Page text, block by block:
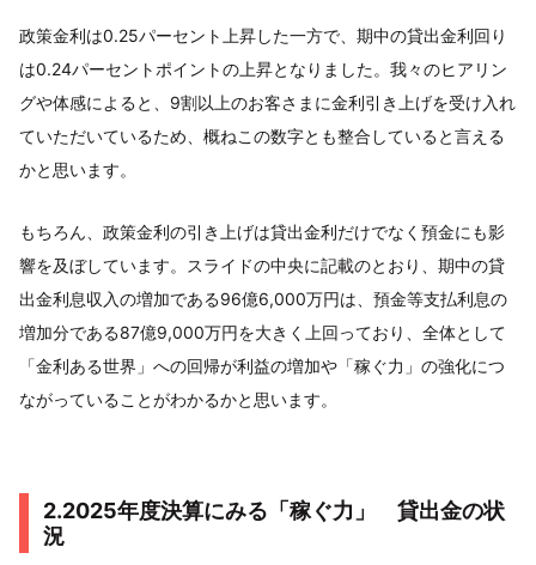
政策金利は0.25パーセント上昇した一方で、期中の貸出金利回り
は0.24パーセントポイントの上昇となりました。我々のヒアリン
グや体感によると、9割以上のお客さまに金利引き上げを受け入れ
ていただいているため、概ねこの数字とも整合していると言える
かと思います。
もちろん、政策金利の引き上げは貸出金利だけでなく預金にも影
響を及ぼしています。スライドの中央に記載のとおり、期中の貸
出金利息収入の増加である96億6,000万円は、預金等支払利息の
増加分である87億9,000万円を大きく上回っており、全体として
「金利ある世界」への回帰が利益の増加や「稼ぐ力」の強化につ
ながっていることがわかるかと思います。
2.2025年度決算にみる「稼ぐ力」 貸出金の状
況